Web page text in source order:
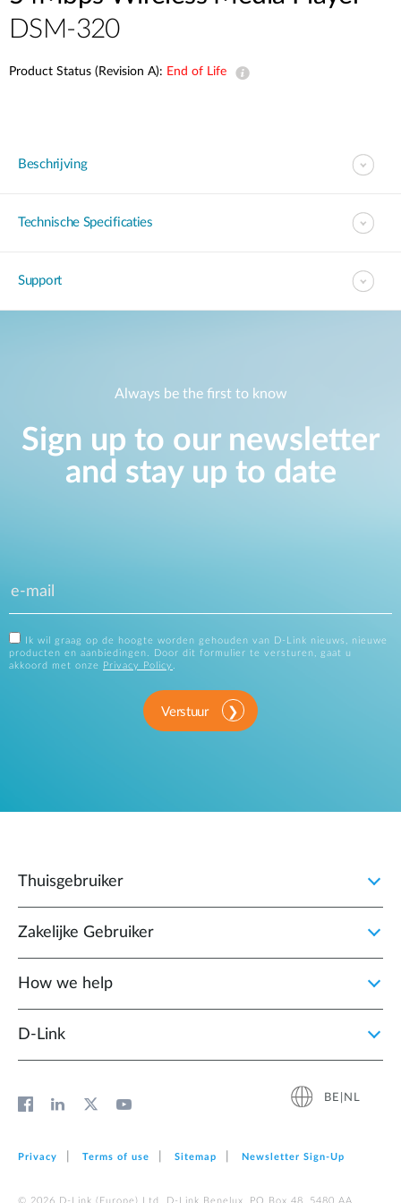
DSM-320
Product Status (Revision A): End of Life
Beschrijving
Technische Specificaties
Support
Always be the first to know
Sign up to our newsletter
and stay up to date
Ik wil graag op de hoogte worden gehouden van D-Link nieuws, nieuwe
producten en aanbiedingen. Door dit formulier te versturen, gaat u
akkoord met onze
Privacy Policy .
Verstuur
Thuisgebruiker
Zakelijke Gebruiker
How we help
D‑Link
BE|NL
Privacy Terms of use Sitemap Newsletter Sign‑Up